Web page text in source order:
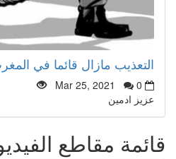
التعذيب مازال قائما في المغرب
Mar 25, 2021
0
عزيز ادمين
قائمة مقاطع الفيديو